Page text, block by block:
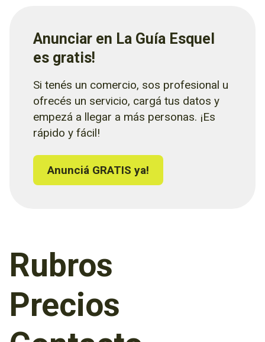
Anunciar en La Guía Esquel
es gratis!
Si tenés un comercio, sos profesional u
ofrecés un servicio, cargá tus datos y
empezá a llegar a más personas. ¡Es
rápido y fácil!
Anunciá GRATIS ya!
Rubros
Precios